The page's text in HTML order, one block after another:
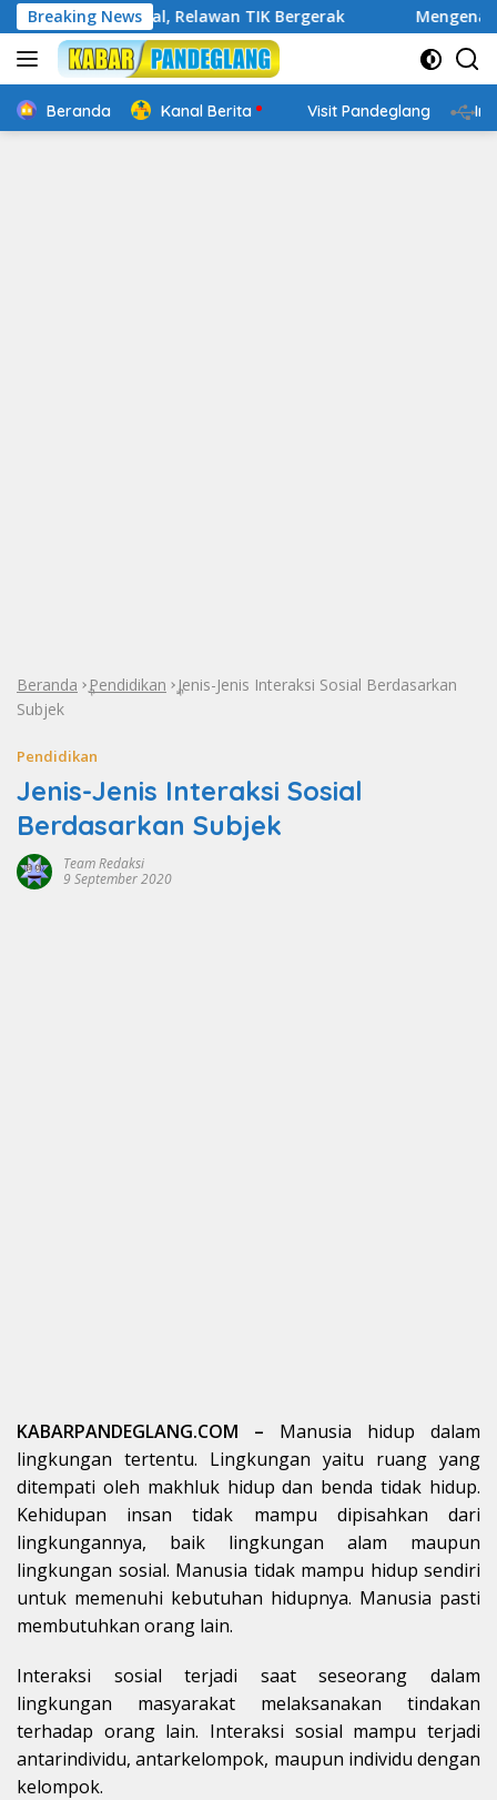
Langsung
ke
konten
Breaking News
Digital, Relawan TIK Bergerak Mengenal Website
Beranda Kanal Berita Visit Pandeglang
Beranda »Pendidikan »Jenis-Jenis Interaksi Sosial Berdasarkan
Subjek
Pendidikan
Jenis-Jenis Interaksi Sosial
Berdasarkan Subjek
Team Redaksi
9 September 2020
KABARPANDEGLANG.COM – Manusia hidup dalam
lingkungan tertentu. Lingkungan yaitu ruang yang
ditempati oleh makhluk hidup dan benda tidak hidup.
Kehidupan insan tidak mampu dipisahkan dari
lingkungannya, baik lingkungan alam maupun
lingkungan sosial. Manusia tidak mampu hidup sendiri
untuk memenuhi kebutuhan hidupnya. Manusia pasti
membutuhkan orang lain.
Interaksi sosial terjadi saat seseorang dalam
lingkungan masyarakat melaksanakan tindakan
terhadap orang lain. Interaksi sosial mampu terjadi
antarindividu, antarkelompok, maupun individu dengan
kelompok.